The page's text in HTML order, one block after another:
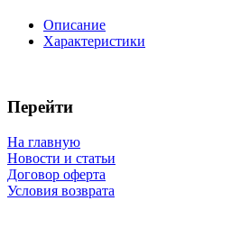
Описание
Характеристики
Перейти
На главную
Новости и статьи
Договор оферта
Условия возврата